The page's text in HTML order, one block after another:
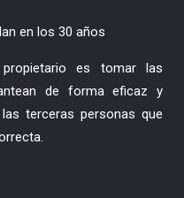
en los 30 años
es tomar las
de forma eficaz y
terceras personas que